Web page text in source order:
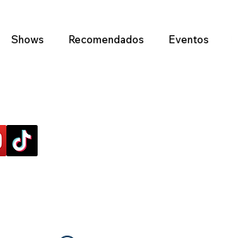
Shows Recomendados Eventos